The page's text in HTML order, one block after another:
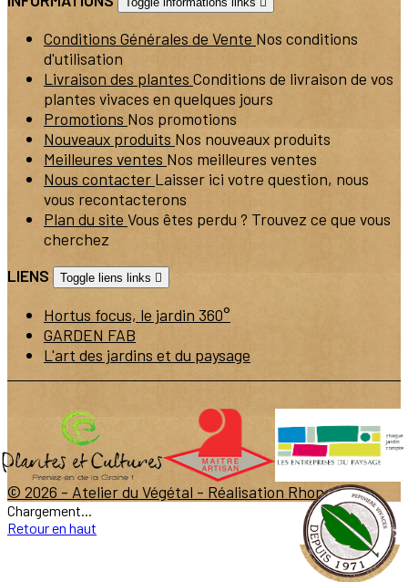
Conditions Générales de Vente Nos conditions
d'utilisation
Livraison des plantes Conditions de livraison de vos
plantes vivaces en quelques jours
Promotions Nos promotions
Nouveaux produits Nos nouveaux produits
Meilleures ventes Nos meilleures ventes
Nous contacter Laisser ici votre question, nous
vous recontacterons
Plan du site Vous êtes perdu ? Trouvez ce que vous
cherchez
LIENS
Toggle liens links 
Hortus focus, le jardin 360°
GARDEN FAB
L'art des jardins et du paysage
© 2026 - Atelier du Végétal - Réalisation Rhonalpcom
Chargement...
Retour en haut